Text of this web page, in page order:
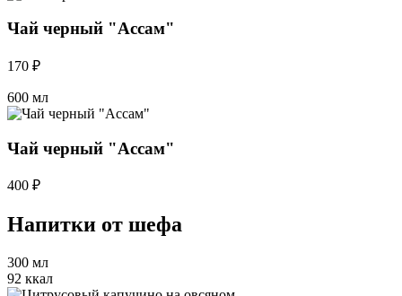
Чай черный "Ассам"
170 ₽
600 мл
Чай черный "Ассам"
400 ₽
Напитки от шефа
300 мл
92 ккал